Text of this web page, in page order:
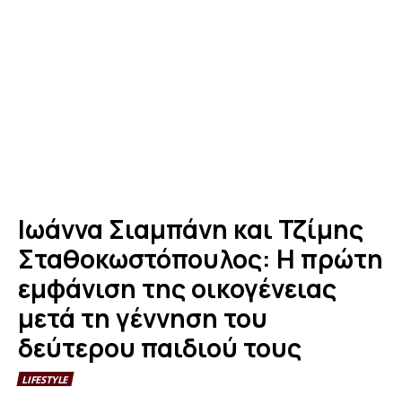
Ιωάννα Σιαμπάνη και Τζίμης
Σταθοκωστόπουλος: Η πρώτη
εμφάνιση της οικογένειας
μετά τη γέννηση του
δεύτερου παιδιού τους
LIFESTYLE